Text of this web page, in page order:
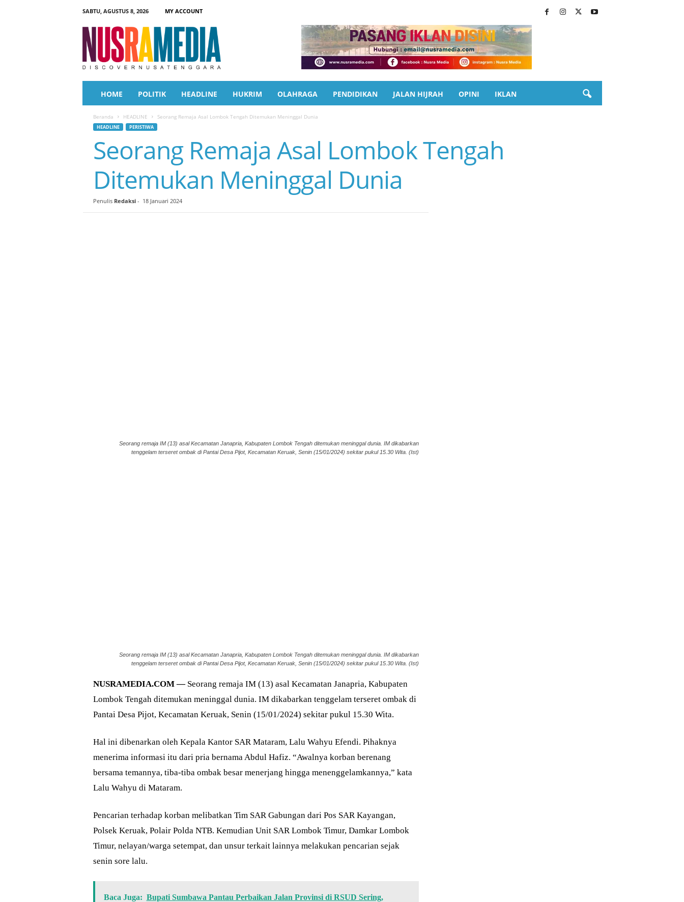
SABTU, AGUSTUS 8, 2026
MY ACCOUNT
a
HOME POLITIK HEADLINE HUKRIM OLAHRAGA PENDIDIKAN JALAN HIJRAH OPINI IKLAN
Beranda HEADLINE Seorang Remaja Asal Lombok Tengah Ditemukan Meninggal Dunia
HEADLINE PERISTIWA
Seorang Remaja Asal Lombok Tengah
Ditemukan Meninggal Dunia
Penulis Redaksi- 18 Januari 2024
Seorang remaja IM (13) asal Kecamatan Janapria, Kabupaten Lombok Tengah ditemukan meninggal dunia. IM dikabarkan
tenggelam terseret ombak di Pantai Desa Pijot, Kecamatan Keruak, Senin (15/01/2024) sekitar pukul 15.30 Wita. (Ist)
Seorang remaja IM (13) asal Kecamatan Janapria, Kabupaten Lombok Tengah ditemukan meninggal dunia. IM dikabarkan
tenggelam terseret ombak di Pantai Desa Pijot, Kecamatan Keruak, Senin (15/01/2024) sekitar pukul 15.30 Wita. (Ist)
NUSRAMEDIA.COM —Seorang remaja IM (13) asal Kecamatan Janapria, Kabupaten
Lombok Tengah ditemukan meninggal dunia. IM dikabarkan tenggelam terseret ombak di
Pantai Desa Pijot, Kecamatan Keruak, Senin (15/01/2024) sekitar pukul 15.30 Wita.
Hal ini dibenarkan oleh Kepala Kantor SAR Mataram, Lalu Wahyu Efendi. Pihaknya
menerima informasi itu dari pria bernama Abdul Hafiz. “Awalnya korban berenang
bersama temannya, tiba-tiba ombak besar menerjang hingga menenggelamkannya,” kata
Lalu Wahyu di Mataram.
Pencarian terhadap korban melibatkan Tim SAR Gabungan dari Pos SAR Kayangan,
Polsek Keruak, Polair Polda NTB. Kemudian Unit SAR Lombok Timur, Damkar Lombok
Timur, nelayan/warga setempat, dan unsur terkait lainnya melakukan pencarian sejak
senin sore lalu.
Baca Juga: Bupati Sumbawa Pantau Perbaikan Jalan Provinsi di RSUD Sering,